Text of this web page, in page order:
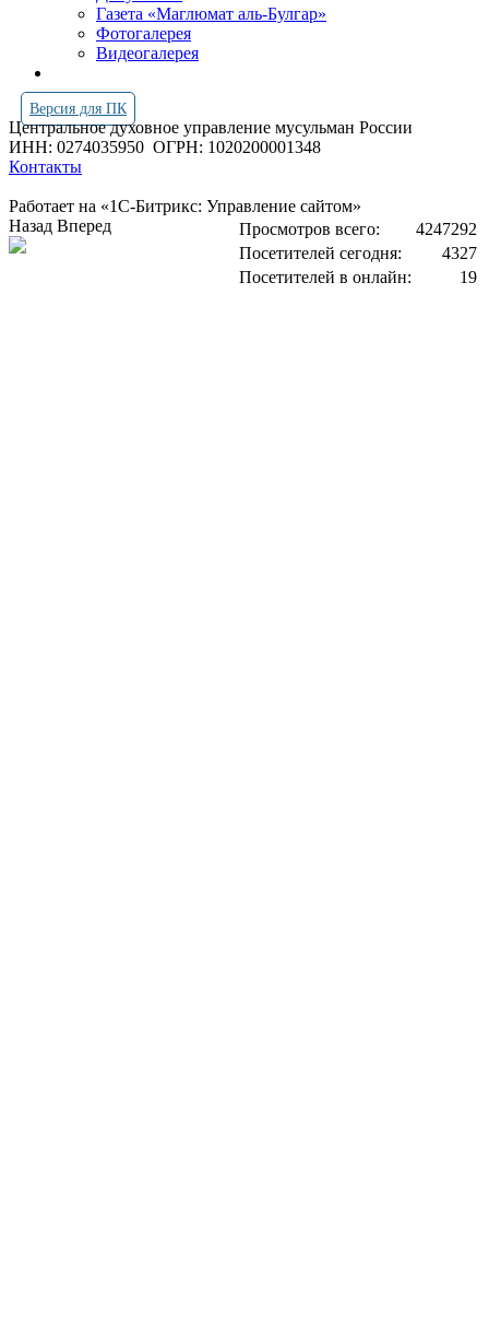
Газета «Маглюмат аль-Булгар»
Фотогалерея
Видеогалерея
Версия для ПК
Центральное духовное управление мусульман России
ИНН: 0274035950 ОГРН: 1020200001348
Контакты
Работает на «1С-Битрикс: Управление сайтом»
Просмотров всего:
4247292
Посетителей сегодня:
4327
Посетителей в онлайн:
19
Назад Вперед